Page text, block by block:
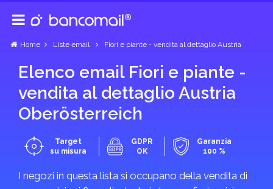
Home Liste email Fiori e piante - vendita al dettaglio Austria
Elenco email Fiori e piante -
vendita al dettaglio Austria
Ober­österreich
Target
su misura
GDPR
OK
Garanzia
100 %
I negozi in questa lista si occupano della vendita di